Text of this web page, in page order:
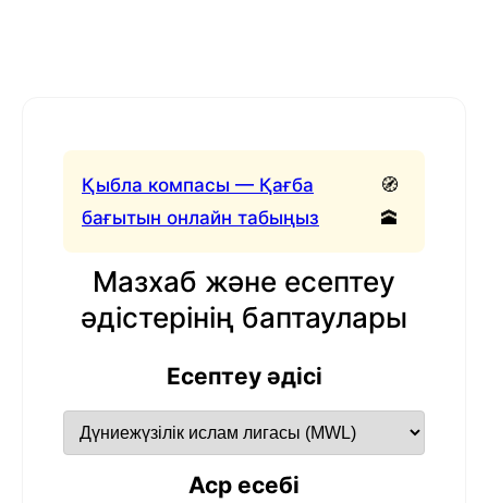
Қыбла компасы — Қағба
бағытын онлайн табыңыз
🧭
🕋
Мазхаб және есептеу
әдістерінің баптаулары
Есептеу әдісі
Аср есебі